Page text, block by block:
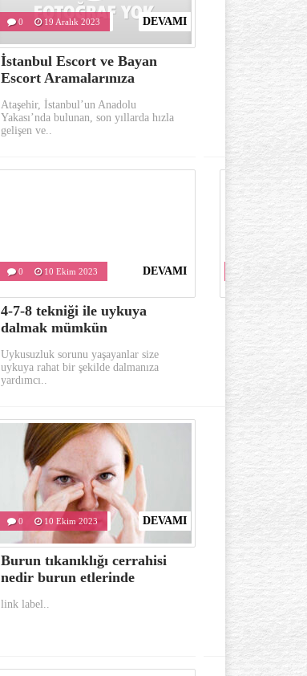
DEVAMI
0 19 Aralık 2023
İstanbul Escort ve Bayan
Escort Aramalarınıza
Ataşehir, İstanbul’un Anadolu
Yakası’nda bulunan, son yıllarda hızla
gelişen ve..
10
Göz
oluşumu
Göz
önemli
DEVAMI
0 10 Ekim 2023
4-7-8 tekniği ile uykuya
dalmak mümkün
Uykusuzluk sorunu yaşayanlar size
uykuya rahat bir şekilde dalmanıza
yardımcı..
0 10 Ekim
Varis
aylarında
Gerek görünümü
oldukça dikkat
hastalıklardan..
DEVAMI
0 10 Ekim 2023
Burun tıkanıklığı cerrahisi
nedir burun etlerinde
link label..
0
İlk yardım
link label..